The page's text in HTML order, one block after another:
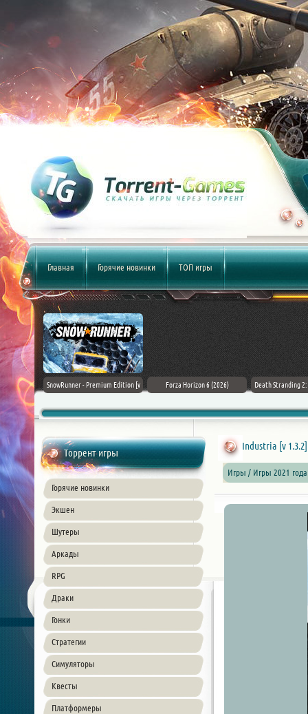
Главная Горячие новинки ТОП игры
Flag
PC
SnowRunner - Premium Edition [v
Forza Horizon 6 (2026) Death Stranding
Торрент игры
Горячие новинки
Экшен
Шутеры
Аркады
RPG
Драки
Гонки
Стратегии
Симуляторы
Квесты
Платформеры
Industria [v
Игры / Игры 2021